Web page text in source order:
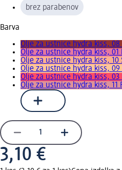
brez parabenov
Barva
Olje za ustnice hydra kiss, 08
Olje za ustnice hydra kiss, 01
Olje za ustnice hydra kiss, 10
Olje za ustnice hydra kiss, 09
Olje za ustnice hydra kiss, 03
Olje za ustnice hydra kiss, 11
3,10 €